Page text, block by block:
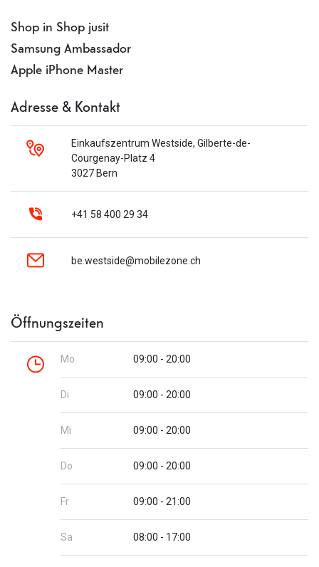
Shop in Shop jusit
Samsung Ambassador
Apple iPhone Master
Adresse & Kontakt
Einkaufszentrum Westside, Gilberte-de-
Courgenay-Platz 4
3027 Bern
+41 58 400 29 34
be.westside@mobilezone.ch
Öffnungszeiten
Mo 09:00 - 20:00
Di 09:00 - 20:00
Mi 09:00 - 20:00
Do 09:00 - 20:00
Fr 09:00 - 21:00
Sa 08:00 - 17:00